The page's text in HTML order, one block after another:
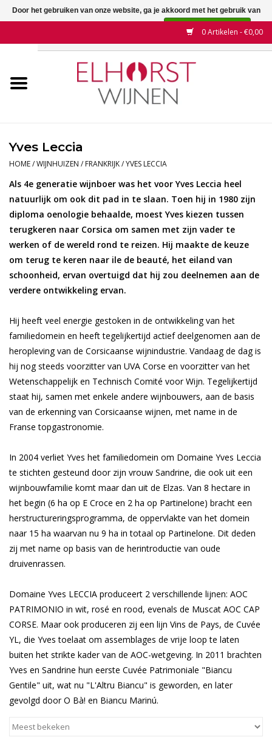
0 Artikelen - €0,00
Wijnen
Wijnhuizen
Druif
Wijnaanbiedingen
Contact
Wijnberichten
Yves Leccia
HOME/WIJNHUIZEN / FRANKRIJK/YVES LECCIA
Als 4e generatie wijnboer was het voor Yves Leccia heel
natuurlijk om ook dit pad in te slaan. Toen hij in 1980 zijn
diploma oenologie behaalde, moest Yves kiezen tussen
terugkeren naar Corsica om samen met zijn vader te
werken of de wereld rond te reizen. Hij maakte de keuze
om terug te keren naar ile de beauté, het eiland van
schoonheid, ervan overtuigd dat hij zou deelnemen aan de
verdere ontwikkeling ervan.
Hij heeft veel energie gestoken in de ontwikkeling van het
familiedomein en heeft tegelijkertijd actief deelgenomen aan de
heropleving van de Corsicaanse wijnindustrie. Vandaag de dag is
hij nog steeds voorzitter van UVA Corse en voorzitter van het
Wetenschappelijk en Technisch Comité voor Wijn. Tegelijkertijd
staat hij, samen met enkele andere wijnbouwers, aan de basis
van de erkenning van Corsicaanse wijnen, met name in de
Franse topgastronomie.
In 2004 verliet Yves het familiedomein om Domaine Yves Leccia
te stichten gesteund door zijn vrouw Sandrine, die ook uit een
wijnbouwfamilie komt maar dan uit de Elzas. Van 8 hectare in
het begin (6 ha op E Croce en 2 ha op Partinelone) bracht een
herstructureringsprogramma, de oppervlakte van het domein
naar 15 ha waarvan nu 9 ha in totaal op Partinelone. Dit deden
zij met name op basis van de herintroductie van oude
druivenrassen.
Domaine Yves LECCIA produceert 2 verschillende lijnen: AOC
PATRIMONIO in wit, rosé en rood, evenals de Muscat AOC CAP
CORSE. Maar ook produceren zij een lijn Vins de Pays, de Cuvée
YL, die Yves toelaat om assemblages de vrije loop te laten
buiten het strikte kader van de AOC-wetgeving. In 2011 brachten
Yves en Sandrine hun eerste Cuvée Patrimoniale "Biancu
Gentile" uit, wat nu "L'Altru Biancu" is geworden, en later
gevolgd door O Bà! en Biancu Marinú.
Door het gebruiken van onze website, ga je akkoord met het gebruik van